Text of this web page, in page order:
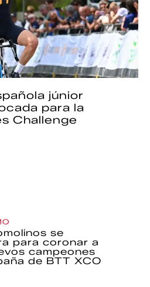
júnior
para la
Challenge
se
para coronar a
campeones
de BTT XCO